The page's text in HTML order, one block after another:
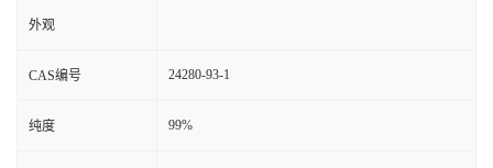
外观
CAS编号 24280-93-1
纯度 99%